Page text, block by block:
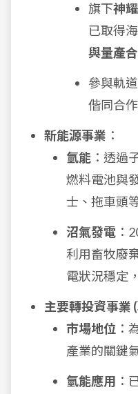
旗下神
已取得
與量產
參與軌
偕同合
新能源事業 ：
氫能 ：透過
燃料電池與
士、拖車頭
沼氣發電 ：
利用畜牧廢
電狀況穩定
主要轉投資事業
市場地位 ：
產業的關鍵
氫能應用 ：